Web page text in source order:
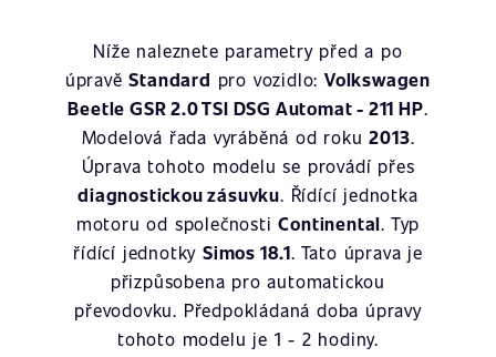
Níže naleznete parametry před a po
úpravěStandard pro vozidlo:Volkswagen
Beetle GSR 2.0 TSI DSG Automat - 211 HP.
Modelová řada vyráběná od roku2013.
Úprava tohoto modelu se provádí přes
diagnostickou zásuvku. Řídící jednotka
motoru od společnostiContinental. Typ
řídící jednotky Simos 18.1. Tato úprava je
přizpůsobena pro automatickou
převodovku. Předpokládaná doba úpravy
tohoto modelu je 1 - 2 hodiny.